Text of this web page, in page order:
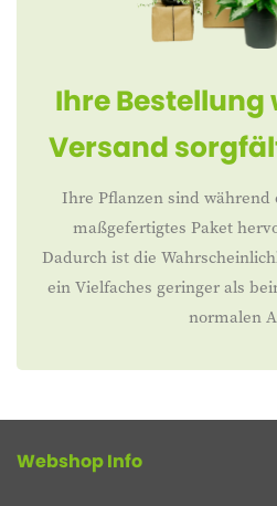
Ihre Bestellung
Versand
Ihre Pflanzen sind während
maßgefertigtes Paket
Dadurch ist die
ein Vielfaches geringer als
normalen
Webshop Info